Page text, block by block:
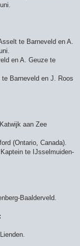
te Barneveld en A.
en A. Geuze te
Barneveld en J. Roos
aan Zee
(Ontario, Canada).
te IJsselmuiden-
Baalderveld.